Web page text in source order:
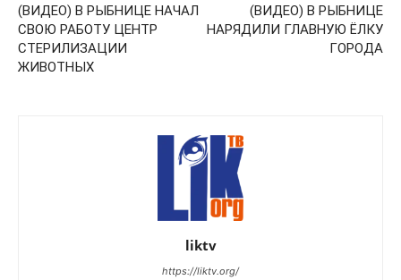
(ВИДЕО) В РЫБНИЦЕ НАЧАЛ
СВОЮ РАБОТУ ЦЕНТР
СТЕРИЛИЗАЦИИ
ЖИВОТНЫХ
(ВИДЕО) В РЫБНИЦЕ
НАРЯДИЛИ ГЛАВНУЮ ЁЛКУ
ГОРОДА
liktv
https://liktv.org/